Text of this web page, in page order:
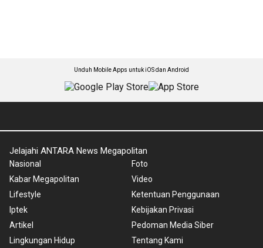
Unduh Mobile Apps untuk iOS dan Android
Jelajahi ANTARA News Megapolitan
Nasional
Kabar Megapolitan
Lifestyle
Iptek
Artikel
Lingkungan Hidup
Foto
Video
Ketentuan Penggunaan
Kebijakan Privasi
Pedoman Media Siber
Tentang Kami